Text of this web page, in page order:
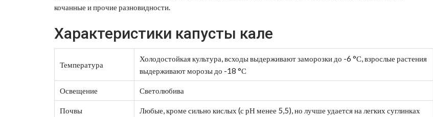
кочанные и прочие разновидности.
Характеристики капусты кале
Температура
Холодостойкая культура, всходы выдерживают заморозки до -6 °С, взрослые растения
выдерживают морозы до -18 °С
Освещение Светолюбива
Почвы Любые, кроме сильно кислых (с рН менее 5,5), но лучше удается на легких суглинках